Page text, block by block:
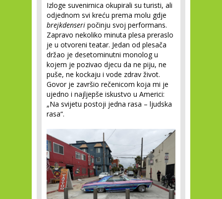
Izloge suvenirnica okupirali su turisti, ali
odjednom svi kreću prema molu gdje
brejkdenseri počinju svoj performans.
Zapravo nekoliko minuta plesa preraslo
je u otvoreni teatar. Jedan od plesača
držao je desetominutni monolog u
kojem je pozivao djecu da ne piju, ne
puše, ne kockaju i vode zdrav život.
Govor je završio rečenicom koja mi je
ujedno i najljepše iskustvo u Americi:
„Na svijetu postoji jedna rasa – ljudska
rasa“.